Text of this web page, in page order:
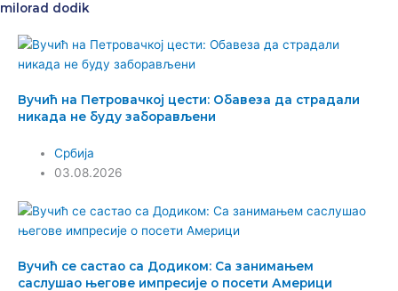
milorad dodik
Вучић на Петровачкој цести: Обавеза да страдали
никада не буду заборављени
Србија
03.08.2026
Вучић се састао са Додиком: Са занимањем
саслушао његове импресије о посети Америци